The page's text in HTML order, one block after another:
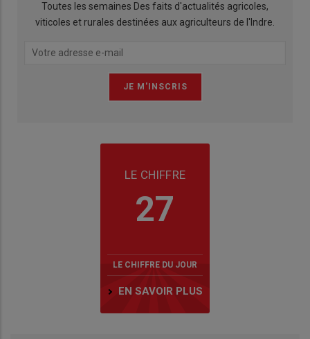
Toutes les semaines Des faits d'actualités agricoles,
viticoles et rurales destinées aux agriculteurs de l'Indre.
LE CHIFFRE
27
LE CHIFFRE DU JOUR
EN SAVOIR PLUS